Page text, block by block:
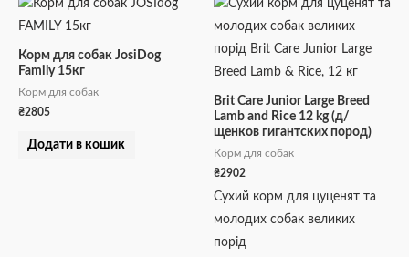
Корм для собак JosiDog
Family 15кг
Корм для собак
₴2805
Додати в кошик
Brit Care Junior Large Breed
Lamb and Rice 12 kg (д/
щенков гигантских пород)
Корм для собак
₴2902
Сухий корм для цуценят та
молодих собак великих
порід